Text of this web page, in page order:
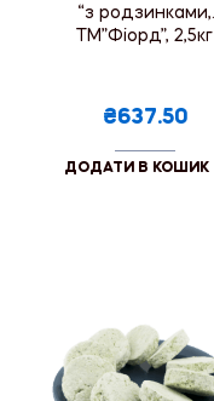
“з родзинками,
ТМ”Фіорд”, 2,5кг
₴637.50
ДОДАТИ В КОШИК